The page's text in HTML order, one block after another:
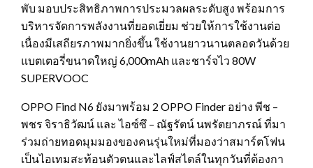
พับ มอบประสิทธิภาพการประมวลผลระดับสูง พร้อมการ
บริหารจัดการพลังงานที่ยอดเยี่ยม ช่วยให้การใช้งานต่อ
เนื่องมีเสถียรภาพมากยิ่งขึ้น ใช้งานยาวนานตลอดวันด้วย
แบตเตอรี่ขนาดใหญ่ 6,000mAh และชาร์จไว 80W
SUPERVOOC
OPPO Find N6 ยังมาพร้อม 2 OPPO Finder อย่าง พีช –
พชร จิราธิวัฒน์ และ ไอซ์ซึ – ณัฐรัตน์ นพรัตยาภรณ์ ที่มา
ร่วมถ่ายทอดมุมมองของคนรุ่นใหม่ที่มองว่าสมาร์ตโฟน
เป็นไอเทมสะท้อนตัวตนและไลฟ์สไตล์ในทุกวันที่ต้องกา